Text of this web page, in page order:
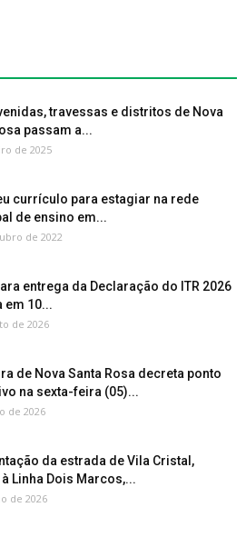
travessas e distritos de Nova
passam a...
de 2025
currículo para estagiar na rede
de ensino em...
de 2022
entrega da Declaração do ITR 2026
em 10...
de 2026
de Nova Santa Rosa decreta ponto
na sexta-feira (05)...
de 2026
da estrada de Vila Cristal,
Linha Dois Marcos,...
de 2026